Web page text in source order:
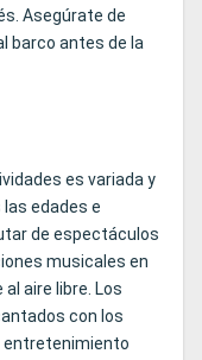
Asegúrate de
barco antes de la
es variada y
edades e
de espectáculos
musicales en
aire libre. Los
con los
entretenimiento